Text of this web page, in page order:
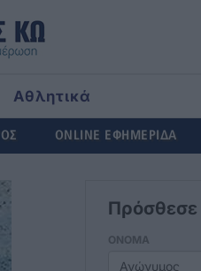
Αθλητικά
ONLINE ΕΦΗΜΕΡΙΔΑ
Πρόσθεσε
ΟΝΟΜΑ